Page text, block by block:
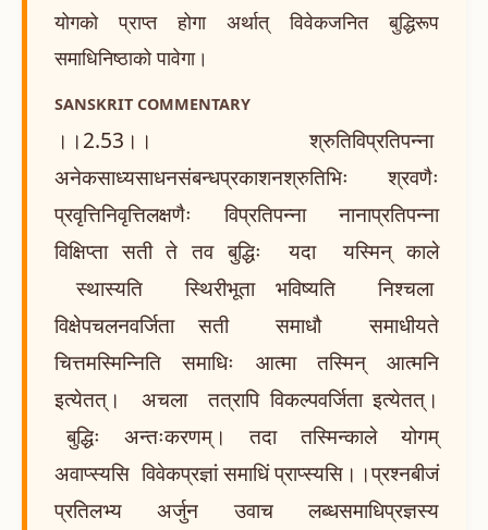
योगको प्राप्त होगा अर्थात् विवेकजनित बुद्धिरूप
समाधिनिष्ठाको पावेगा।
SANSKRIT COMMENTARY
।।2.53।। श्रुतिविप्रतिपन्ना
अनेकसाध्यसाधनसंबन्धप्रकाशनश्रुतिभिः श्रवणैः
प्रवृत्तिनिवृत्तिलक्षणैः विप्रतिपन्ना नानाप्रतिपन्ना
विक्षिप्ता सती ते तव बुद्धिः यदा यस्मिन् काले
स्थास्यति स्थिरीभूता भविष्यति निश्चला
विक्षेपचलनवर्जिता सती समाधौ समाधीयते
चित्तमस्मिन्निति समाधिः आत्मा तस्मिन् आत्मनि
इत्येतत्। अचला तत्रापि विकल्पवर्जिता इत्येतत्।
बुद्धिः अन्तःकरणम्। तदा तस्मिन्काले योगम्
अवाप्स्यसि विवेकप्रज्ञां समाधिं प्राप्स्यसि।।प्रश्नबीजं
प्रतिलभ्य अर्जुन उवाच लब्धसमाधिप्रज्ञस्य